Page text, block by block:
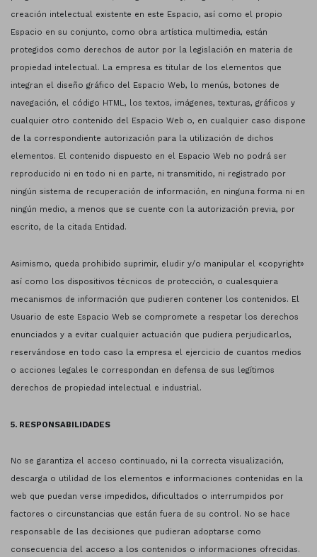
creación intelectual existente en este Espacio, así como el propio
Espacio en su conjunto, como obra artística multimedia, están
protegidos como derechos de autor por la legislación en materia de
propiedad intelectual. La empresa es titular de los elementos que
integran el diseño gráfico del Espacio Web, lo menús, botones de
navegación, el código HTML, los textos, imágenes, texturas, gráficos y
cualquier otro contenido del Espacio Web o, en cualquier caso dispone
de la correspondiente autorización para la utilización de dichos
elementos. El contenido dispuesto en el Espacio Web no podrá ser
reproducido ni en todo ni en parte, ni transmitido, ni registrado por
ningún sistema de recuperación de información, en ninguna forma ni en
ningún medio, a menos que se cuente con la autorización previa, por
escrito, de la citada Entidad.
Asimismo, queda prohibido suprimir, eludir y/o manipular el «copyright»
así como los dispositivos técnicos de protección, o cualesquiera
mecanismos de información que pudieren contener los contenidos. El
Usuario de este Espacio Web se compromete a respetar los derechos
enunciados y a evitar cualquier actuación que pudiera perjudicarlos,
reservándose en todo caso la empresa el ejercicio de cuantos medios
o acciones legales le correspondan en defensa de sus legítimos
derechos de propiedad intelectual e industrial.
5. RESPONSABILIDADES
No se garantiza el acceso continuado, ni la correcta visualización,
descarga o utilidad de los elementos e informaciones contenidas en la
web que puedan verse impedidos, dificultados o interrumpidos por
factores o circunstancias que están fuera de su control. No se hace
responsable de las decisiones que pudieran adoptarse como
consecuencia del acceso a los contenidos o informaciones ofrecidas.